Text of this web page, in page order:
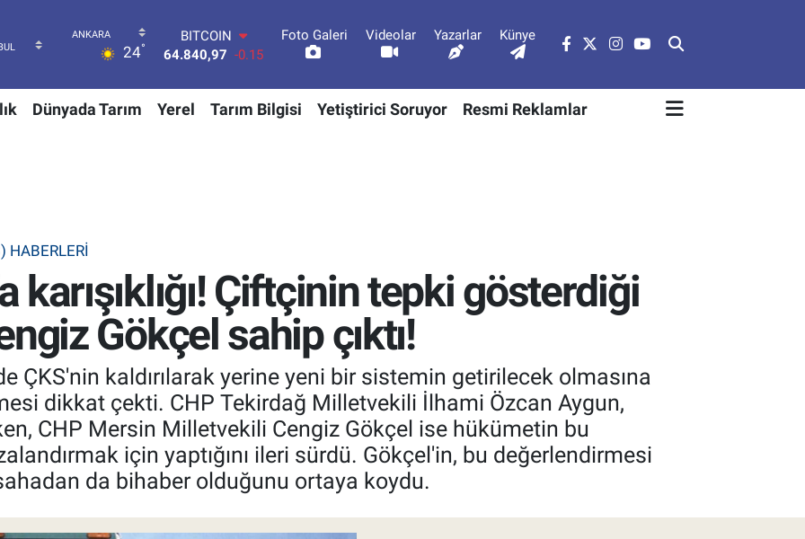
24°
DOLAR
47,7436
0.18
55,2510 0.32
STERLİN
Foto Galeri Videolar Yazarlar Künye
Dünyada Tarım Yerel Tarım Bilgisi Yetiştirici Soruyor Resmi Reklamlar
HABERLERI
karışıklığı! Çiftçinin tepki gösterdiği
Gökçel sahip çıktı!
ÇKS'nin kaldırılarak yerine yeni bir sistemin getirilecek olmasına
dikkat çekti. CHP Tekirdağ Milletvekili İlhami Özcan Aygun,
CHP Mersin Milletvekili Cengiz Gökçel ise hükümetin bu
için yaptığını ileri sürdü. Gökçel'in, bu değerlendirmesi
da bihaber olduğunu ortaya koydu.